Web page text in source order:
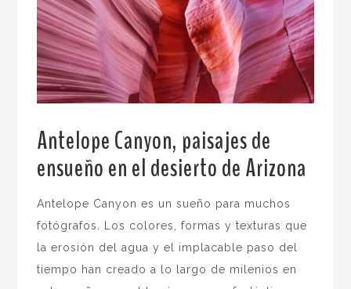
Antelope Canyon, paisajes de
ensueño en el desierto de Arizona
Antelope Canyon es un sueño para muchos
fotógrafos. Los colores, formas y texturas que
la erosión del agua y el implacable paso del
tiempo han creado a lo largo de milenios en